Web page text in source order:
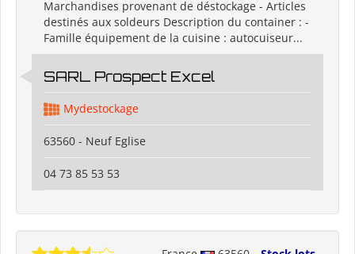
Marchandises provenant de déstockage - Articles
destinés aux soldeurs Description du container : -
Famille équipement de la cuisine : autocuiseur...
SARL Prospect Excel
Mydestockage
63560 - Neuf Eglise
04 73 85 53 53